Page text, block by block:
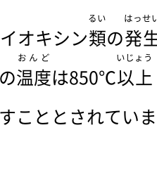
オキシン類
るい
の発
はっせ
温度
おんど
は850℃以上
いじょう
こととされてい